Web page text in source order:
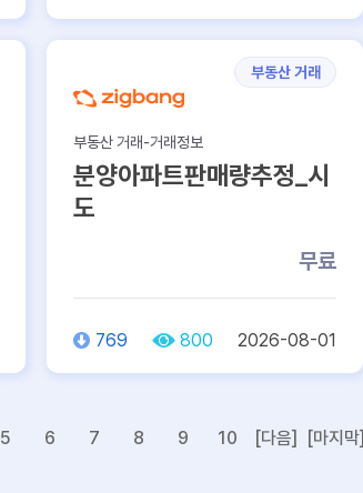
부동산 거래
부동산 거래-거래정보
분양아파트판매량추정_시
도
무료
769 800 2026-08-01
5 6 7 8 9 10 [다음] [마지막]